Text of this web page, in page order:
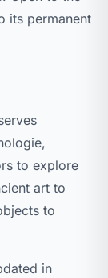
its permanent
to explore
art to
to
in